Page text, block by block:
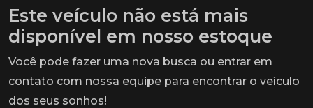
Este veículo não está mais
disponível em nosso estoque
Você pode fazer uma nova busca ou entrar em
contato com nossa equipe para encontrar o veículo
dos seus sonhos!